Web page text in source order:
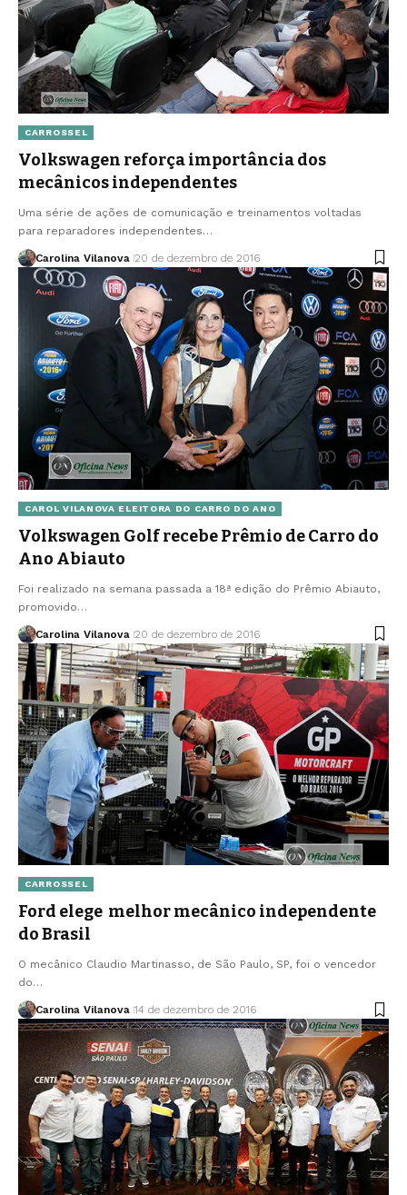
CARROSSEL
Volkswagen reforça importância dos
mecânicos independentes
Uma série de ações de comunicação e treinamentos voltadas
para reparadores independentes…
Carolina Vilanova 20 de dezembro de 2016
CAROL VILANOVA ELEITORA DO CARRO DO ANO
Volkswagen Golf recebe Prêmio de Carro do
Ano Abiauto
Foi realizado na semana passada a 18ª edição do Prêmio Abiauto,
promovido…
Carolina Vilanova 20 de dezembro de 2016
CARROSSEL
Ford elege melhor mecânico independente
do Brasil
O mecânico Claudio Martinasso, de São Paulo, SP, foi o vencedor
do…
Carolina Vilanova 14 de dezembro de 2016